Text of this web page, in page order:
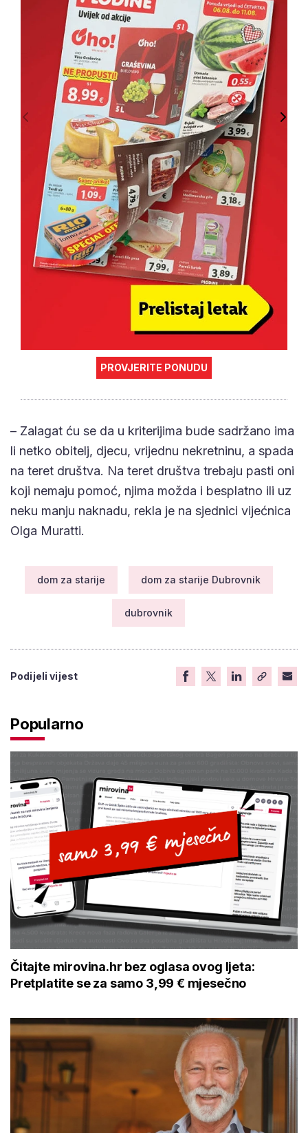
PROVJERITE PONUDU
– Zalagat ću se da u kriterijima bude sadržano ima
li netko obitelj, djecu, vrijednu nekretninu, a spada
na teret društva. Na teret društva trebaju pasti oni
koji nemaju pomoć, njima možda i besplatno ili uz
neku manju naknadu, rekla je na sjednici vijećnica
Olga Muratti.
dom za starije dom za starije Dubrovnik
dubrovnik
Podijeli vijest
Popularno
Čitajte mirovina.hr bez oglasa ovog ljeta:
Pretplatite se za samo 3,99 € mjesečno